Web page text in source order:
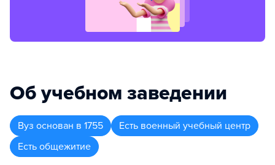
Об учебном заведении
Вуз основан в 1755
Есть военный учебный центр
Есть общежитие